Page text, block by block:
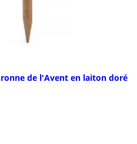
de l'Avent en laiton doré